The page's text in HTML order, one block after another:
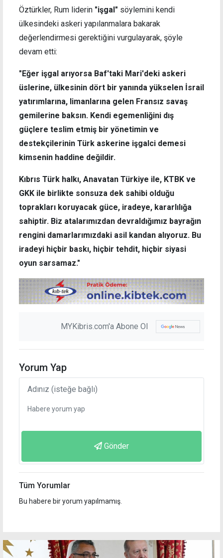
Öztürkler, Rum liderin "işgal" söylemini kendi
ülkesindeki askeri yapılanmalara bakarak
değerlendirmesi gerektiğini vurgulayarak, şöyle
devam etti:
"Eğer işgal arıyorsa Baf'taki Mari'deki askeri
üslerine, ülkesinin dört bir yanında yükselen İsrail
yatırımlarına, limanlarına gelen Fransız savaş
gemilerine baksın. Kendi egemenliğini dış
güçlere teslim etmiş bir yönetimin ve
destekçilerinin Türk askerine işgalci demesi
kimsenin haddine değildir.
Kıbrıs Türk halkı, Anavatan Türkiye ile, KTBK ve
GKK ile birlikte sonsuza dek sahibi olduğu
toprakları koruyacak güce, iradeye, kararlılığa
sahiptir. Biz atalarımızdan devraldığımız bayrağın
rengini damarlarımızdaki asil kandan alıyoruz. Bu
iradeyi hiçbir baskı, hiçbir tehdit, hiçbir siyasi
oyun sarsamaz."
MYKibris.com'a Abone Ol
Yorum Yap
Gönder
Tüm Yorumlar
Bu habere bir yorum yapılmamış.